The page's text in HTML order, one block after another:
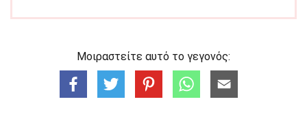
Μοιραστείτε αυτό το γεγονός: